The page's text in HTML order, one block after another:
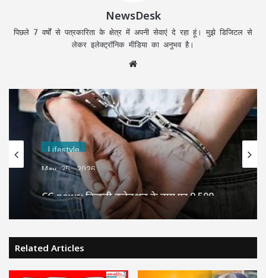
NewsDesk
पिछले 7 वर्षों से पत्रकारिता के क्षेत्र में अपनी सेवाएं दे रहा हूं। मुझे डिजिटल से
लेकर इलेक्ट्रॉनिक मीडिया का अनुभव है।
Lifestyle
May 25, 2026
CG news: बिजली कनेक्शन के नाम पर 9,500
रुपये घूस लेते JE और लाइनमैन रंगे हाथ गिरफ्तार
Related Articles